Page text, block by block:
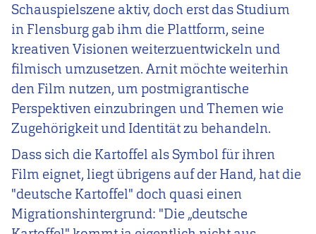
Schauspielszene aktiv, doch erst das Studium
in Flensburg gab ihm die Plattform, seine
kreativen Visionen weiterzuentwickeln und
filmisch umzusetzen. Arnit möchte weiterhin
den Film nutzen, um postmigrantische
Perspektiven einzubringen und Themen wie
Zugehörigkeit und Identität zu behandeln.
Dass sich die Kartoffel als Symbol für ihren
Film eignet, liegt übrigens auf der Hand, hat die
"deutsche Kartoffel" doch quasi einen
Migrationshintergrund: "Die „deutsche